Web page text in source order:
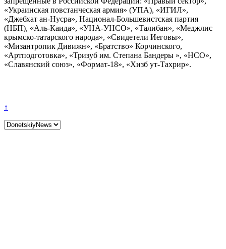
«Украинская повстанческая армия» (УПА), «ИГИЛ»,
«Джебхат ан-Нусра», Национал-Большевистская партия
(НБП), «Аль-Каида», «УНА-УНСО», «Талибан», «Меджлис
крымско-татарского народа», «Свидетели Иеговы»,
«Мизантропик Дивижн», «Братство» Корчинского,
«Артподготовка», «Тризуб им. Степана Бандеры », «НСО»,
«Славянский союз», «Формат-18», «Хизб ут-Тахрир».
↑